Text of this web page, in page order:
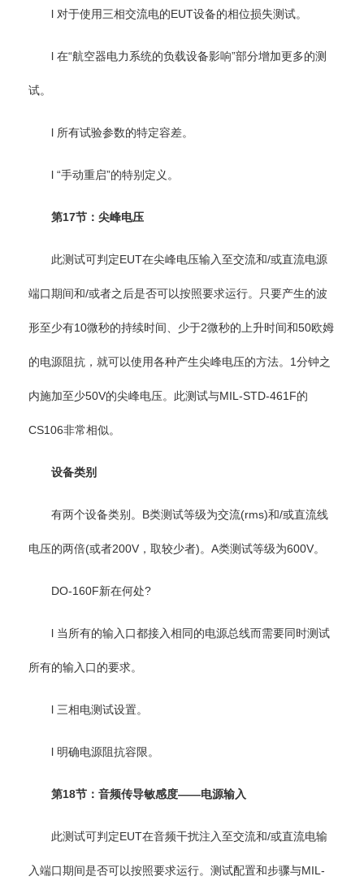
l 对于使用三相交流电的EUT设备的相位损失测试。
l 在“航空器电力系统的负载设备影响”部分增加更多的测
试。
l 所有试验参数的特定容差。
l “手动重启”的特别定义。
第17节：尖峰电压
此测试可判定EUT在尖峰电压输入至交流和/或直流电源
端口期间和/或者之后是否可以按照要求运行。只要产生的波
形至少有10微秒的持续时间、少于2微秒的上升时间和50欧姆
的电源阻抗，就可以使用各种产生尖峰电压的方法。1分钟之
内施加至少50V的尖峰电压。此测试与MIL-STD-461F的
CS106非常相似。
设备类别
有两个设备类别。B类测试等级为交流(rms)和/或直流线
电压的两倍(或者200V，取较少者)。A类测试等级为600V。
DO-160F新在何处?
l 当所有的输入口都接入相同的电源总线而需要同时测试
所有的输入口的要求。
l 三相电测试设置。
l 明确电源阻抗容限。
第18节：音频传导敏感度——电源输入
此测试可判定EUT在音频干扰注入至交流和/或直流电输
入端口期间是否可以按照要求运行。测试配置和步骤与MIL-